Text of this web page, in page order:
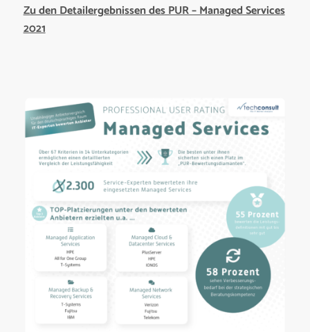
Zu den Detailergebnissen des PUR – Managed Services
2021